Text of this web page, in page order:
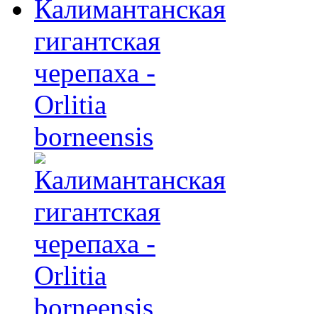
Калимантанская
гигантская
черепаха -
Orlitia
borneensis